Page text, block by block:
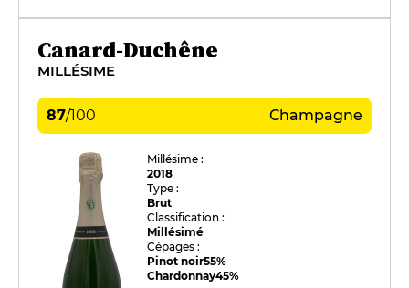
Canard-Duchêne
MILLÉSIME
87/100 Champagne
Millésime :
2018
Type :
Brut
Classification :
Millésimé
Cépages :
Pinot noir55%
Chardonnay45%